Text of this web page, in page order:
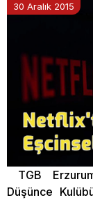
30 Aralık 2015
TGB
Düşünce